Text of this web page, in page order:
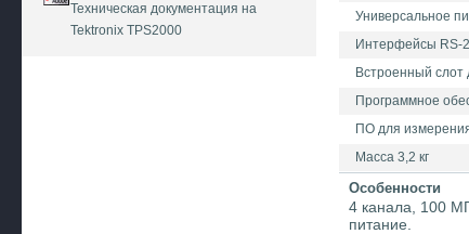
Техническая документация на
Tektronix TPS2000
Универсальное
Интерфейсы RS-
Встроенный
Программное
ПО для
Масса 3,2 кг
Особенности
4 канала, 100
питание.